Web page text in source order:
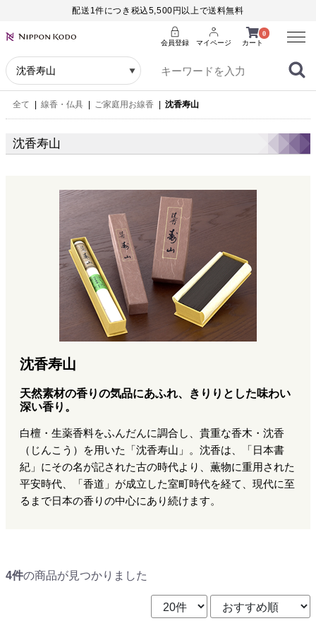
配送1件につき税込5,500円以上で送料無料
0
カート
会員登録 マイページ
Menu
全て 線香・仏具 ご家庭用お線香 沈香寿山
沈香寿山
沈香寿山
天然素材の香りの気品にあふれ、きりりとした味わい
深い香り。
白檀・生薬香料をふんだんに調合し、貴重な香木・沈香
（じんこう）を用いた「沈香寿山」。沈香は、「日本書
紀」にその名が記された古の時代より、薫物に重用された
平安時代、「香道」が成立した室町時代を経て、現代に至
るまで日本の香りの中心にあり続けます。
4件の商品が見つかりました